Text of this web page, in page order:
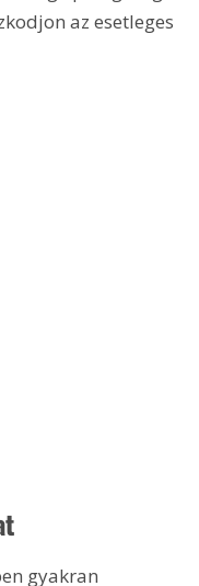
az esetleges
gyakran